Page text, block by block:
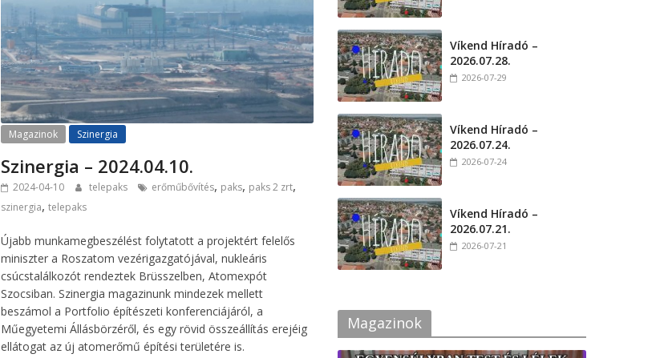
Magazinok Szinergia
Szinergia – 2024.04.10.
2024-04-10 telepaks erőműbővítés, paks, paks 2 zrt,
szinergia,telepaks
Újabb munkamegbeszélést folytatott a projektért felelős
miniszter a Roszatom vezérigazgatójával, nukleáris
csúcstalálkozót rendeztek Brüsszelben, Atomexpót
Szocsiban. Szinergia magazinunk mindezek mellett
beszámol a Portfolio építészeti konferenciájáról, a
Műegyetemi Állásbörzéről, és egy rövid összeállítás erejéig
ellátogat az új atomerőmű építési területére is.
Víkend Híradó –
2026.07.28.
2026-07-29
Víkend Híradó –
2026.07.24.
2026-07-24
Víkend Híradó –
2026.07.21.
2026-07-21
Magazinok